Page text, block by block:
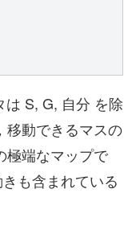
は S, G, 自分 を除
移動できるマスの
極端なマップで
も含まれている